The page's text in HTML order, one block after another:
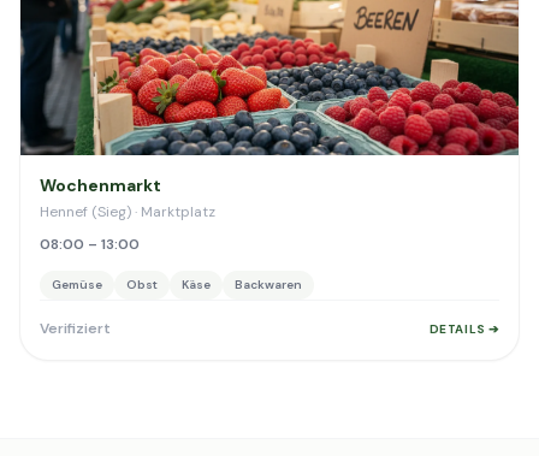
Wochenmarkt
Hennef (Sieg) · Marktplatz
08:00 – 13:00
Gemüse Obst Käse Backwaren
Verifiziert DETAILS ➔